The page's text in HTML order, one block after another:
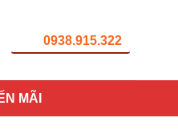
0938.915.322
MÃI